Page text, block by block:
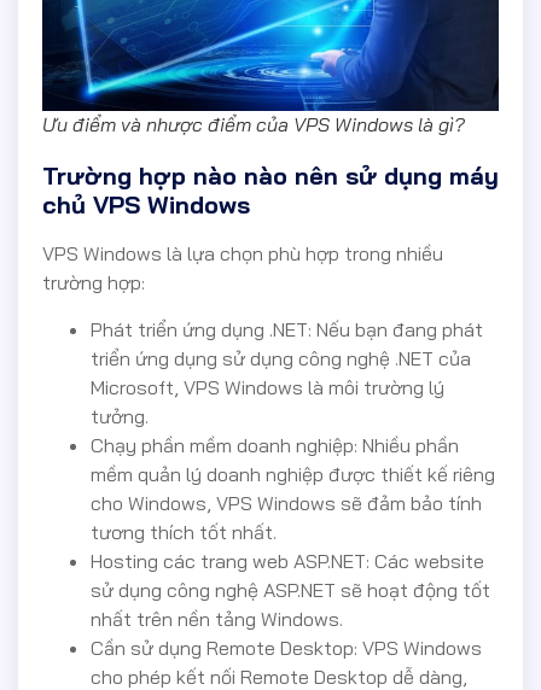
Ưu điểm và nhược điểm của VPS Windows là gì?
Trường hợp nào nào nên sử dụng máy
chủ VPS Windows
VPS Windows là lựa chọn phù hợp trong nhiều
trường hợp:
Phát triển ứng dụng .NET: Nếu bạn đang phát
triển ứng dụng sử dụng công nghệ .NET của
Microsoft, VPS Windows là môi trường lý
tưởng.
Chạy phần mềm doanh nghiệp: Nhiều phần
mềm quản lý doanh nghiệp được thiết kế riêng
cho Windows, VPS Windows sẽ đảm bảo tính
tương thích tốt nhất.
Hosting các trang web ASP.NET: Các website
sử dụng công nghệ ASP.NET sẽ hoạt động tốt
nhất trên nền tảng Windows.
Cần sử dụng Remote Desktop: VPS Windows
cho phép kết nối Remote Desktop dễ dàng,